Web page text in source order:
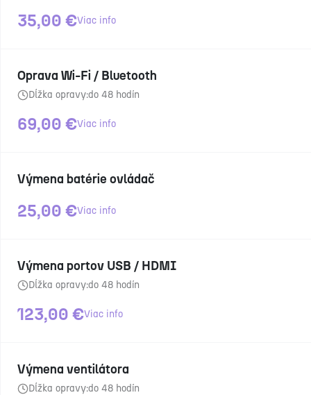
35,00 €Viac info
Oprava Wi-Fi / Bluetooth
Dĺžka opravy:do 48 hodín
69,00 €Viac info
Výmena batérie ovládač
25,00 €Viac info
Výmena portov USB / HDMI
Dĺžka opravy:do 48 hodín
123,00 €Viac info
Výmena ventilátora
Dĺžka opravy:do 48 hodín